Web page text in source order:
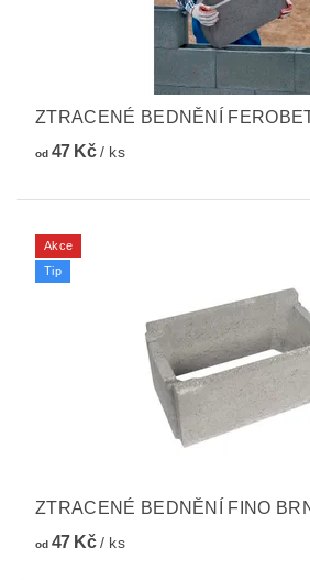
ZTRACENÉ BEDNĚNÍ
od47 Kč/ ks
Akce
Tip
ZTRACENÉ BEDNĚNÍ FINO
od47 Kč/ ks